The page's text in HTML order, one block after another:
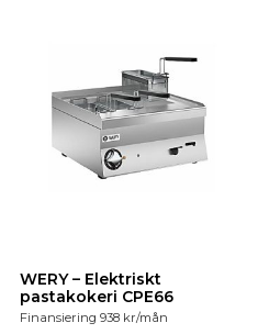
WERY – Elektriskt
pastakokeri CPE66
Finansiering 938 kr/mån